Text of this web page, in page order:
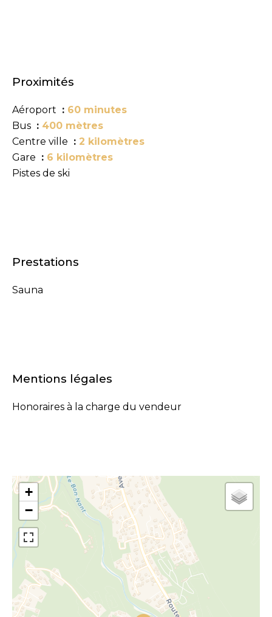
Proximités
Aéroport
60 minutes
Bus
400 mètres
Centre ville
2 kilomètres
Gare
6 kilomètres
Pistes de ski
Prestations
Sauna
Mentions légales
Honoraires à la charge du vendeur
+
−